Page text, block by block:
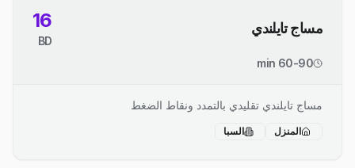
مساج تايلندي 16
BD
60-90 min
مساج تايلندي تقليدي بالتمدد ونقاط الضغط
المنزل السبا